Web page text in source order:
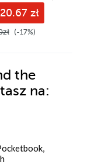
20.67 zł
(-17%)
the
na: